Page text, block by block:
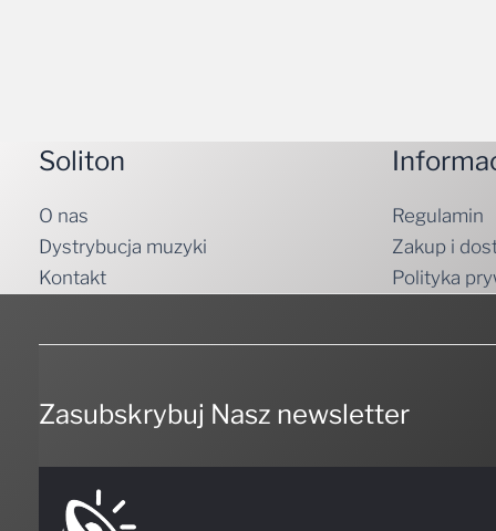
Soliton
O nas
Dystrybucja muzyki
Kontakt
Regulamin
Zakup i
Polityka
Zasubskrybuj Nasz newsletter